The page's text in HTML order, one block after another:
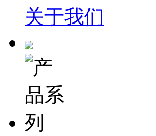
关于我们